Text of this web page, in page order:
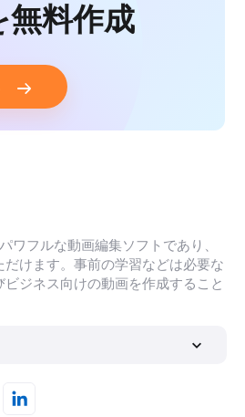
歌詞動画
イザー
リミックス動画
無料作成
ワフルな動画編集ソフトであり、
だけます。事前の学習などは必要な
ビジネス向けの動画を作成すること